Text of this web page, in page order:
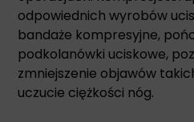
odpowiednich wyrobów
bandaże kompresyjne,
podkolanówki uciskowe,
zmniejszenie objawów
uczucie ciężkości nóg.